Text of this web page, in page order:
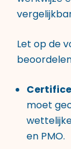
Let op de
moet
en PMO.